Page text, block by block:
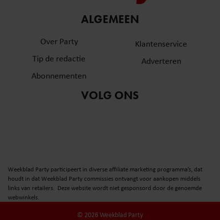
partners voor social media, adverteren en analyse. Deze
informatie die u aan ze heeft verstrekt of die ze hebben
verzameld op basis van uw gebruik van hun services. U
gebruiken.
ALGEMEEN
Over Party
Tip de redactie
Abonnementen
Klantenservice
Adverteren
VOLG ONS
Weekblad Party participeert in diverse affiliate marketing programma’s, dat
houdt in dat Weekblad Party commissies ontvangt voor aankopen middels
links van retailers. Deze website wordt niet gesponsord door de genoemde
webwinkels.
© 2026 Weekblad Party